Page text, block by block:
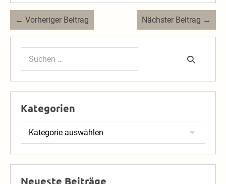
Beitragsnavigation
← Vorheriger Beitrag Nächster Beitrag →
Suchen
Kategorien
Kategorien
Neueste Beiträge